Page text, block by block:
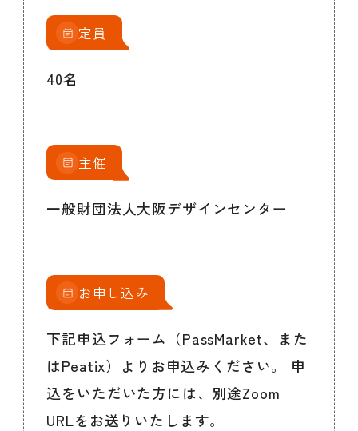
定員
40名
主催
一般財団法人大阪デザインセンター
お申し込み
下記申込フォーム（PassMarket、また
はPeatix）よりお申込みください。 申
込をいただいた方には、別途Zoom
URLをお送りいたします。